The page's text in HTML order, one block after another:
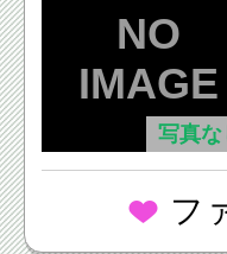
写真な
フ